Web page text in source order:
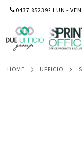
SALTA
CONTENUTO
0437 852392 LUN -
HOME UFFICIO
Coprimaxi
Ri.plast